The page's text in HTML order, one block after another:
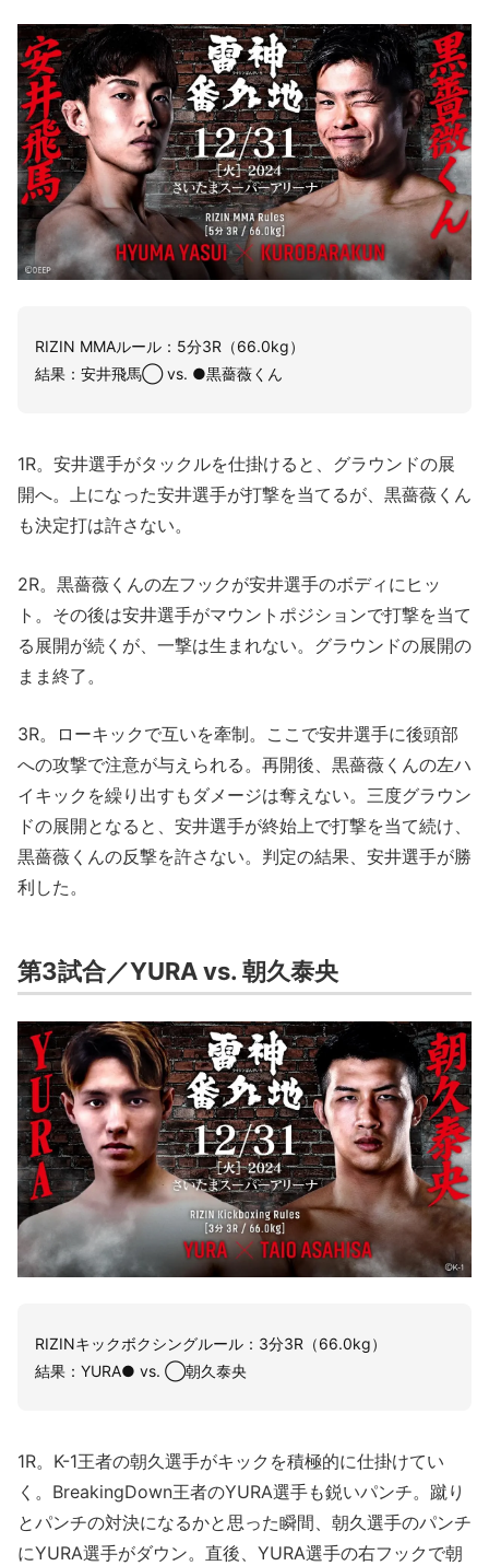
RIZIN MMAルール：5分3R（66.0kg）
結果：安井飛馬◯ vs. ●黒薔薇くん
1R。安井選手がタックルを仕掛けると、グラウンドの展
開へ。上になった安井選手が打撃を当てるが、黒薔薇くん
も決定打は許さない。
2R。黒薔薇くんの左フックが安井選手のボディにヒッ
ト。その後は安井選手がマウントポジションで打撃を当て
る展開が続くが、一撃は生まれない。グラウンドの展開の
まま終了。
3R。ローキックで互いを牽制。ここで安井選手に後頭部
への攻撃で注意が与えられる。再開後、黒薔薇くんの左ハ
イキックを繰り出すもダメージは奪えない。三度グラウン
ドの展開となると、安井選手が終始上で打撃を当て続け、
黒薔薇くんの反撃を許さない。判定の結果、安井選手が勝
利した。
第3試合／YURA vs. 朝久泰央
RIZINキックボクシングルール：3分3R（66.0kg）
結果：YURA● vs. ◯朝久泰央
1R。K-1王者の朝久選手がキックを積極的に仕掛けてい
く。BreakingDown王者のYURA選手も鋭いパンチ。蹴り
とパンチの対決になるかと思った瞬間、朝久選手のパンチ
にYURA選手がダウン。直後、YURA選手の右フックで朝